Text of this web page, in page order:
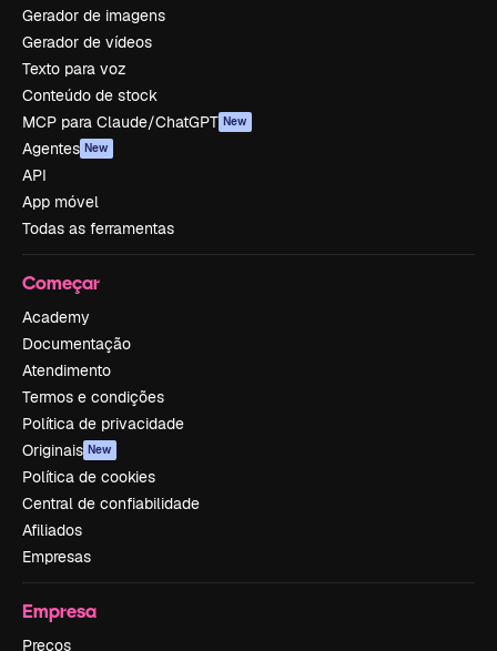
Gerador de imagens
Gerador de vídeos
Texto para voz
Conteúdo de stock
MCP para Claude/ChatGPT New
Agentes New
API
App móvel
Todas as ferramentas
Começar
Academy
Documentação
Atendimento
Termos e condições
Política de privacidade
Originais New
Política de cookies
Central de confiabilidade
Afiliados
Empresas
Empresa
Preços